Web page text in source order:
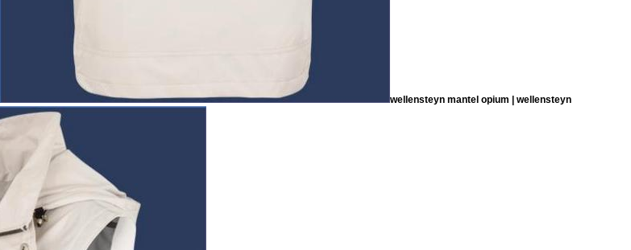
wellensteyn mantel opium | wellensteyn